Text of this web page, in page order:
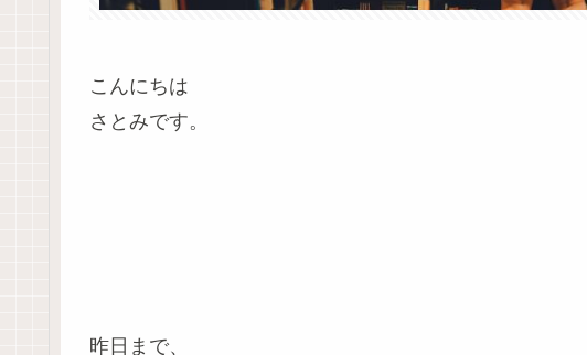
こんにちは
さとみです。
昨日まで、